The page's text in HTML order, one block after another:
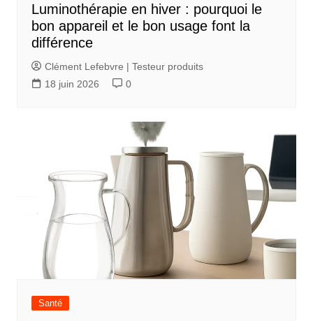
Luminothérapie en hiver : pourquoi le
bon appareil et le bon usage font la
différence
Clément Lefebvre | Testeur produits
18 juin 2026
0
Santé